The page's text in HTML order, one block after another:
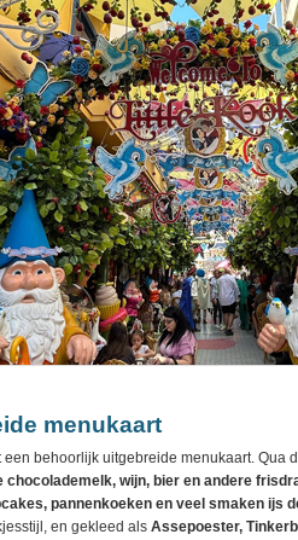
menukaart
een behoorlijk uitgebreide menukaart. Qua
chocolademelk, wijn, bier en andere
pannenkoeken en veel smaken ijs
en gekleed als Assepoester,